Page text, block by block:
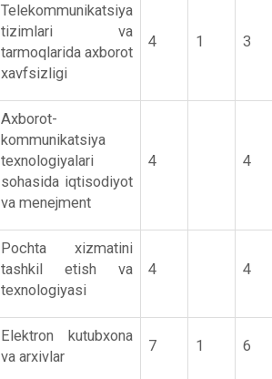
Telekommunikatsiya
tizimlari va
tarmoqlarida axborot
xavfsizligi
4 1 3
Axborot-
kommunikatsiya
texnologiyalari
sohasida iqtisodiyot
va menejment
4 4
Pochta xizmatini
tashkil etish va
texnologiyasi
4 4
Elektron kutubxona
va arxivlar
7 1 6